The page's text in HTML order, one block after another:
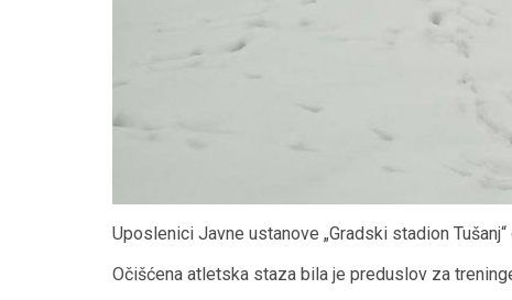
Uposlenici Javne ustanove „Gradski stadion
Očišćena atletska staza bila je preduslov za